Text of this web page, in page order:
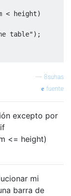
< height)
table");
— 8suhas
fuente
excepto por
<= height)
mi
barra de